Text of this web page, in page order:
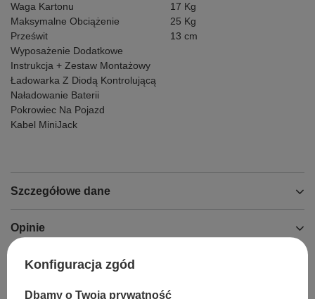
Waga Kartonu
17 Kg
Maksymalne Obciążenie
25 Kg
Prześwit
13 cm
Wyposażenie Dodatkowe
Instrukcja + Zestaw Montażowy
Ładowarka Z Diodą Kontrolującą
Naładowanie Baterii
Pokrowiec Na Pojazd
Kabel MiniJack
Szczegółowe dane
Opinie
Konfiguracja zgód
Dbamy o Twoją prywatność